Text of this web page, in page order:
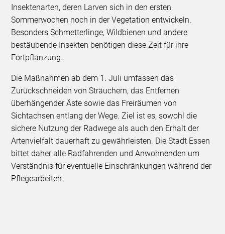
Insektenarten, deren Larven sich in den ersten
Sommerwochen noch in der Vegetation entwickeln.
Besonders Schmetterlinge, Wildbienen und andere
bestäubende Insekten benötigen diese Zeit für ihre
Fortpflanzung.
Die Maßnahmen ab dem 1. Juli umfassen das
Zurückschneiden von Sträuchern, das Entfernen
überhängender Äste sowie das Freiräumen von
Sichtachsen entlang der Wege. Ziel ist es, sowohl die
sichere Nutzung der Radwege als auch den Erhalt der
Artenvielfalt dauerhaft zu gewährleisten. Die Stadt Essen
bittet daher alle Radfahrenden und Anwohnenden um
Verständnis für eventuelle Einschränkungen während der
Pflegearbeiten.